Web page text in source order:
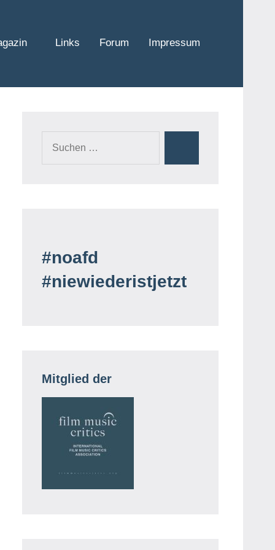
Links Forum Impressum
#noafd
#niewiederistjetzt
Mitglied der